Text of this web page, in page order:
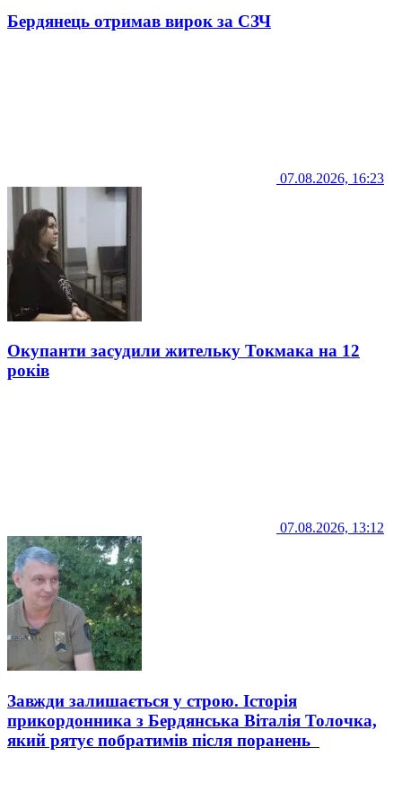
Бердянець отримав вирок за СЗЧ
07.08.2026, 16:23
Окупанти засудили жительку Токмака на 12
років
07.08.2026, 13:12
Завжди залишається у строю. Історія
прикордонника з Бердянська Віталія Толочка,
який рятує побратимів після поранень